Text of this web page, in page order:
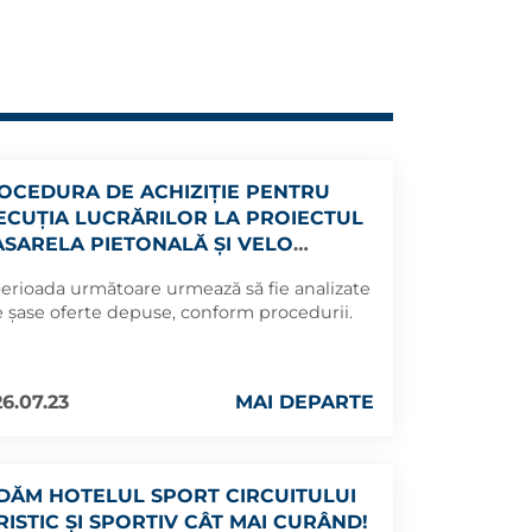
DE ACHIZIȚIE PENTRU
LUCRĂRILOR LA PROIECTUL
PIETONALĂ ȘI VELO
A INTRAT ÎNTR-O NOUĂ ETAPĂ
următoare urmează să fie analizate
șase oferte depuse, conform procedurii.
MAI DEPARTE
HOTELUL SPORT CIRCUITULUI
ȘI SPORTIV CÂT MAI CURÂND!